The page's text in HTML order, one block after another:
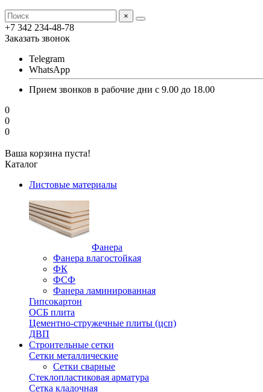
×
+7 342 234-48-78
Заказать звонок
Telegram
WhatsApp
Прием звонков в рабочие дни с 9.00 до 18.00
0
0
0
Ваша корзина пуста!
Каталог
Листовые материалы
Фанера
Фанера влагостойкая
ФК
ФСФ
Фанера ламинированная
Гипсокартон
ОСБ плита
Цементно-стружечные плиты (цсп)
ДВП
Строительные сетки
Сетки металлические
Сетки сварные
Стеклопластиковая арматура
Сетка кладочная